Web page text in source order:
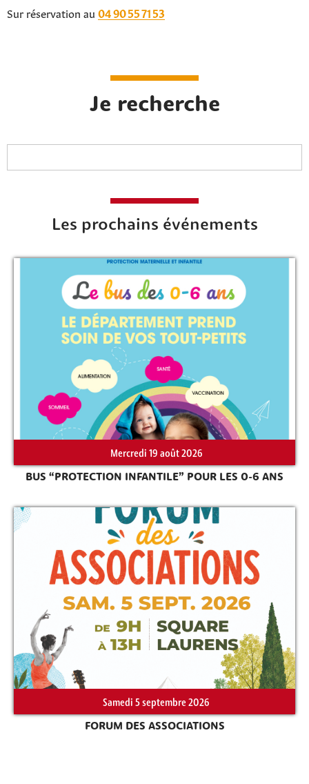
Rechercher sur le site
Sur réservation au 04 90 55 71 53
Je recherche
Les prochains événements
Mercredi 19 août 2026
BUS “PROTECTION INFANTILE” POUR LES 0-6 ANS
Samedi 5 septembre 2026
FORUM DES ASSOCIATIONS